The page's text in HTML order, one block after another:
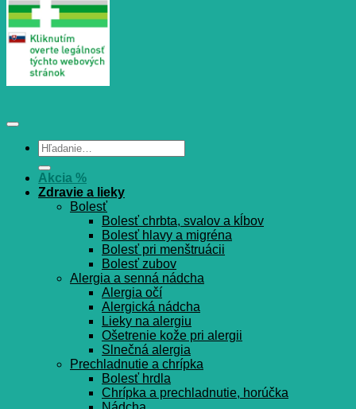
Hľadať:
Akcia %
Zdravie a lieky
Bolesť
Bolesť chrbta, svalov a kĺbov
Bolesť hlavy a migréna
Bolesť pri menštruácii
Bolesť zubov
Alergia a senná nádcha
Alergia očí
Alergická nádcha
Lieky na alergiu
Ošetrenie kože pri alergii
Slnečná alergia
Prechladnutie a chrípka
Bolesť hrdla
Chrípka a prechladnutie, horúčka